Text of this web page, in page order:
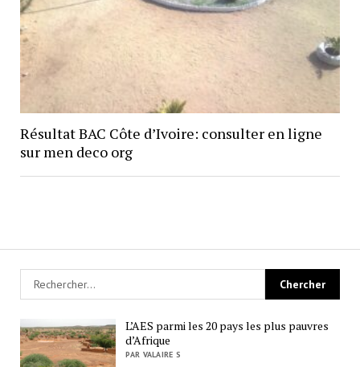
Résultat BAC Côte d’Ivoire: consulter en ligne
sur men deco org
L’AES parmi les 20 pays les plus pauvres
d’Afrique
PAR VALAIRE S